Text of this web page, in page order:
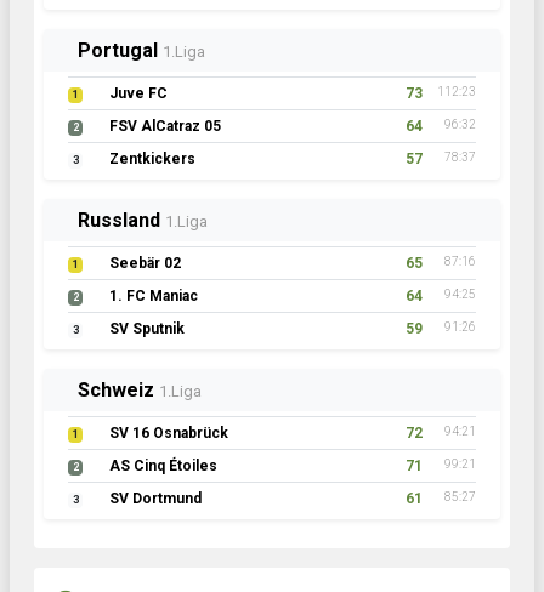
Portugal 1.Liga
1 Juve FC 73 112:23
2 FSV AlCatraz 05 64 96:32
3 Zentkickers 57 78:37
Russland 1.Liga
1 Seebär 02 65 87:16
2 1. FC Maniac 64 94:25
3 SV Sputnik 59 91:26
Schweiz 1.Liga
1 SV 16 Osnabrück 72 94:21
2 AS Cinq Étoiles 71 99:21
3 SV Dortmund 61 85:27